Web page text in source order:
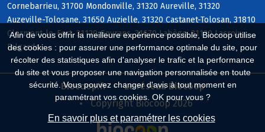
Afin de vous offrir la meilleure expérience possible, Biocoop utilise
des cookies : pour assurer une performance optimale du site, pour
récolter des statistiques afin d'analyser le trafic et la performance
du site et vous proposer une navigation personnalisée en toute
sécurité. Vous pouvez changer d'avis à tout moment en
paramétrant vos cookies. OK pour vous ?
En savoir plus et paramétrer les cookies
Cornebarrieu, 31700 Mondonville, 31320 Aureville, 31320
Auzeville-Tolosane, 31650 Auzielle, 31320 Castanet-Tolosan, 31810
Clermont-le-Fort, 31120 Goyrans, 31670 Labège, 31120 Lacroix-
Falgarde
Biocoop.fr
Le réseau Biocoop
Copyright Biocoop 2026